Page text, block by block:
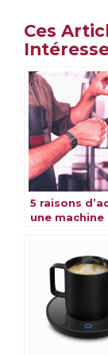
Ces
5 raisons
une machine